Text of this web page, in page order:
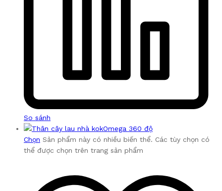
So sánh
Chọn Sản phẩm này có nhiều biến thể. Các tùy chọn có
thể được chọn trên trang sản phẩm